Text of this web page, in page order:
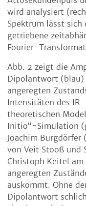
wird analysiert
Spektrum lässt sich
getriebene
Fourier-
Abb. 2 zeigt die
Dipolantwort
angeregten
Intensitäten des
theoretischen
Initio“-Simulation
Joachim
von Veit Stooß und
Christoph Keitel
angeregten
auskommt. Ohne
Dipolantwort